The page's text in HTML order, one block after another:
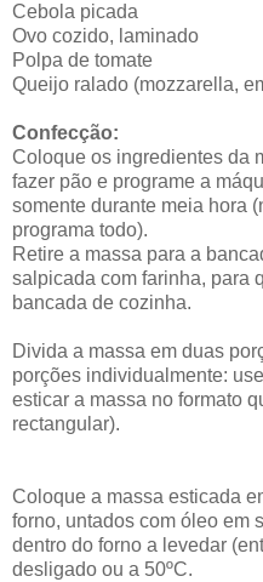
Cebola picada
Ovo cozido, laminado
Polpa de tomate
Queijo ralado (mozzarella,
Confecção:
Coloque os ingredientes da
fazer pão e programe a
somente durante meia hora
programa todo).
Retire a massa para a
salpicada com farinha, para
bancada de cozinha.
Divida a massa em duas
porções individualmente:
esticar a massa no formato
rectangular).
Coloque a massa esticada
forno, untados com óleo em
dentro do forno a levedar
desligado ou a 50ºC.